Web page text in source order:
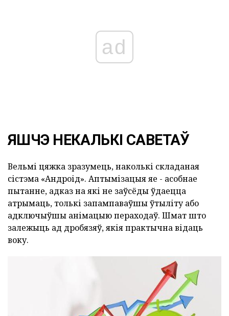
ad
ЯШЧЭ НЕКАЛЬКІ САВЕТАЎ
Вельмі цяжка зразумець, наколькі складаная
сістэма «Андроід». Аптымізацыя яе - асобнае
пытанне, адказ на які не заўсёды ўдаецца
атрымаць, толькі запампаваўшы ўтыліту або
адключыўшы анімацыю пераходаў. Шмат што
залежыць ад дробязяў, якія практычна відаць
воку.